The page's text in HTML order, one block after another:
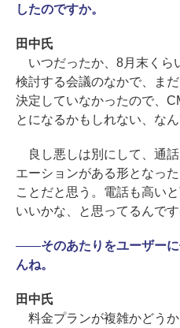
したのですか。
田中氏
いつだったか、8月末くら
検討する会議のなかで、ま
決定していなかったので、
とになるかもしれない、な
良し悪しは別にして、通
エーションがある形となっ
ことだと思う。電話も高い
いいかな、と思ってるんで
――そのあたりをユーザー
んね。
田中氏
料金プランが複雑かどう